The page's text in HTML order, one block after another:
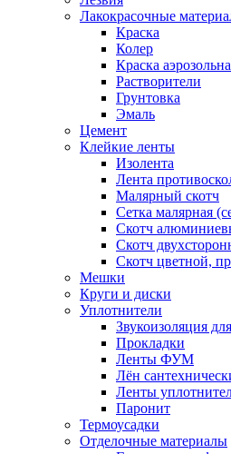
Лакокрасочные
Краска
Колер
Краска
Растворители
Грунтовка
Эмаль
Цемент
Клейкие ленты
Изолента
Лента
Малярный скотч
Сетка малярная
Скотч
Скотч
Скотч цветной,
Мешки
Круги и диски
Уплотнители
Звукоизоляция
Прокладки
Ленты ФУМ
Лён
Ленты
Паронит
Термоусадки
Отделочные материалы